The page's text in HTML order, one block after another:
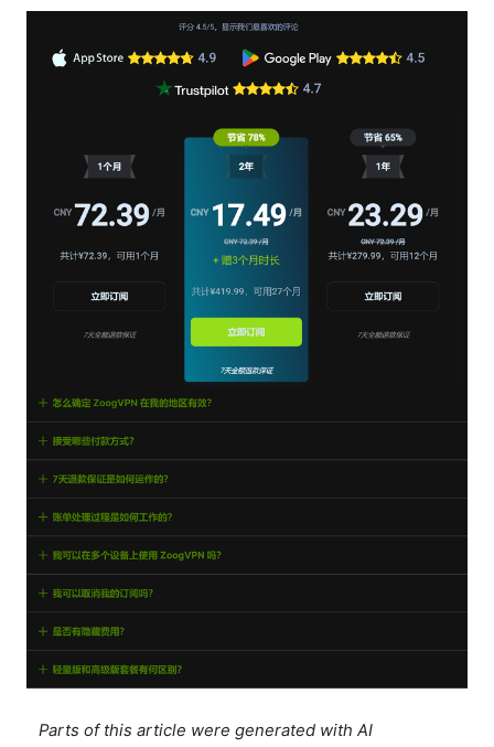
Parts of this article were generated with AI